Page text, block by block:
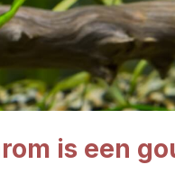
is een